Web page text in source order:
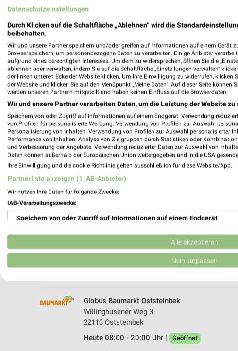
✔Push-
Einkaufsliste -
Nutze weekli auch mobil – App
hagebaumarkt Hamburg
Heute 08:00 - 20:00 Uhr | Geöffnet
Globus Baumarkt Oststeinbek
Willinghusener Weg 3
22113 Oststeinbek
Heute 08:00 - 20:00 Uhr |
Geöffnet
Datenschutzeinstellungen
Durch Klicken auf die Schaltfläche „Ablehnen“ wird die
beibehalten.
Wir und unsere Partner speichern und/oder greifen auf Informationen auf einem Gerät
Browserspeichern, um personenbezogene Daten zu verarbeiten. Einige Anbieter
aufgrund eines berechtigten Interesses. Um dem zu widersprechen, öffnen Sie die
ablehnen oder verwalten, indem Sie auf die Schaltfläche „Einstellungen verwalten“
der linken unteren Ecke der Website klicken. Um Ihre Einwilligung zu widerrufen, klicken
der Website und klicken Sie auf den Menüpunkt „Meine Daten“. Auf dieser Seite können
werden unseren Partnern mitgeteilt und haben keinen Einfluss auf die Browserdaten.
Wir und unsere Partner verarbeiten Daten, um die Leistung der Website
Speichern von oder Zugriff auf Informationen auf einem Endgerät. Verwendung
von Profilen für personalisierte Werbung. Verwendung von Profilen zur Auswahl
Personalisierung von Inhalten. Verwendung von Profilen zur Auswahl personalisierter
Performance von Inhalten. Analyse von Zielgruppen durch Statistiken oder
und Verbesserung der Angebote. Verwendung reduzierter Daten zur Auswahl von
Daten können außerhalb der Europäischen Union weitergegeben und in die USA
Ihre Einwilligung und die cookie Richtlinie gelten ausschließlich für diese Website/App.
Partnerliste anzeigen (1 IAB-Anbieter)
Wir nutzen Ihre Daten für folgende Zwecke:
IAB-Verarbeitungszwecke:
Speichern von oder Zugriff auf Informationen auf einem Endgerät
Verwendung reduzierter Daten zur Auswahl von Werbeanzeigen
Erstellung von Profilen für personalisierte Werbung
Erstellung von Profilen zur Personalisierung von Inhalten
Verwendung von Profilen zur Auswahl personalisierter Inhalte
Messung der Werbeleistung
Alle akzeptieren
Nein, anpassen